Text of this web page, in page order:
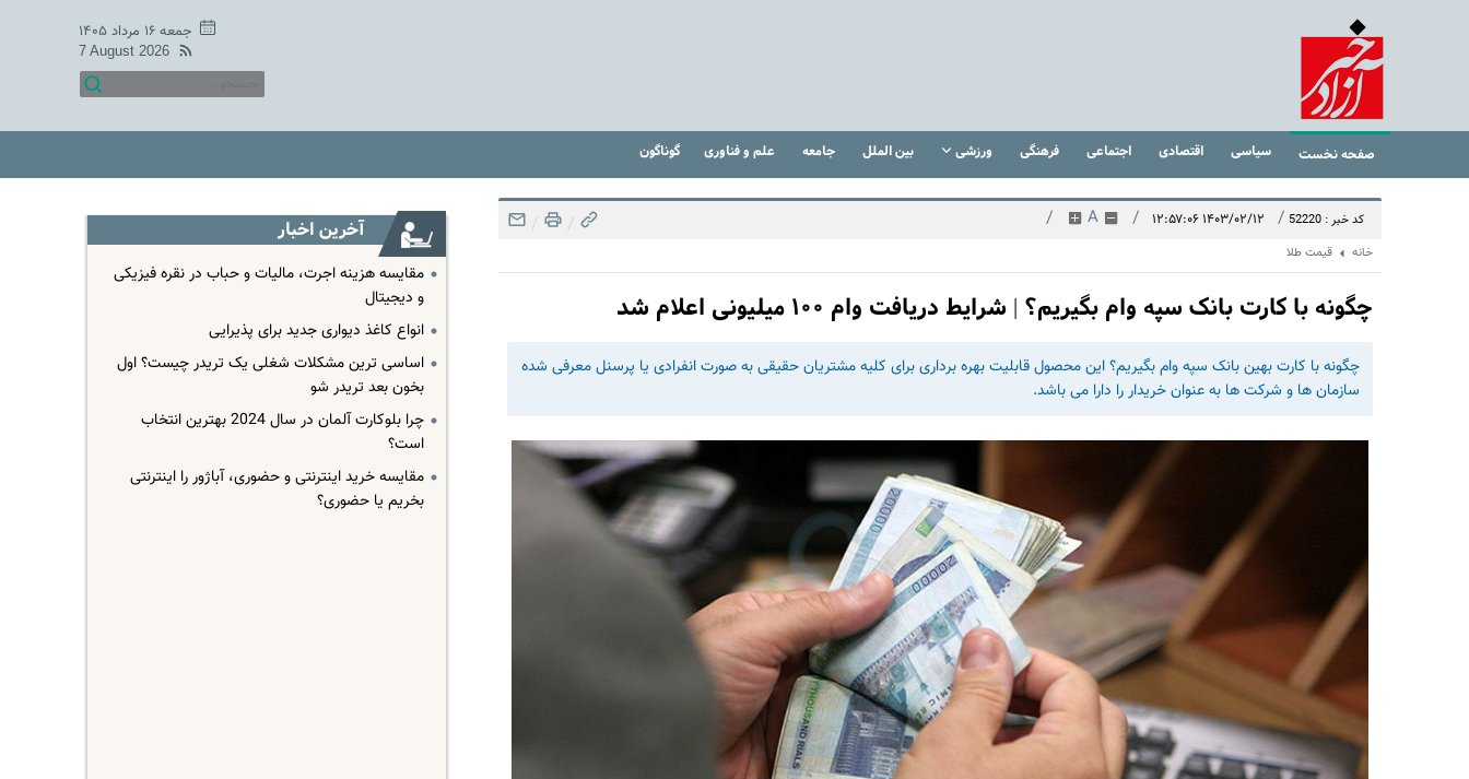
جمعه ۱۶ مرداد ۱۴۰۵
7 August 2026
صفحه نخست سیاسی اقتصادی اجتماعی فرهنگی ورزشی بین الملل جامعه علم و فناوری گوناگون
کد خبر : 52220 / ۱۴۰۳/۰۲/۱۲ ۱۲:۵۷:۰۶ /
A
/
/
/
خانه قیمت طلا
چگونه با کارت بانک سپه وام بگیریم؟ | شرایط دریافت وام ۱۰۰ میلیونی اعلام شد
چگونه با کارت بهین بانک سپه وام بگیریم؟ این محصول قابلیت بهره برداری برای کلیه مشتریان حقیقی به صورت انفرادی یا پرسنل معرفی شده
سازمان ها و شرکت ها به عنوان خریدار را دارا می باشد.
آخرین اخبار
مقایسه هزینه اجرت، مالیات و حباب در نقره فیزیکی
و دیجیتال
انواع کاغذ دیواری جدید برای پذیرایی
اساسی ترین مشکلات شغلی یک تریدر چیست؟ اول
بخون بعد تریدر شو
چرا بلوکارت آلمان در سال 2024 بهترین انتخاب
است؟
مقایسه خرید اینترنتی و حضوری، آباژور را اینترنتی
بخریم یا حضوری؟